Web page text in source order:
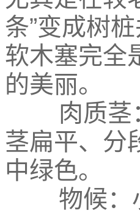
条”变成树
软木塞完全
的美丽。
肉质
茎扁平、分
中绿色。
物候